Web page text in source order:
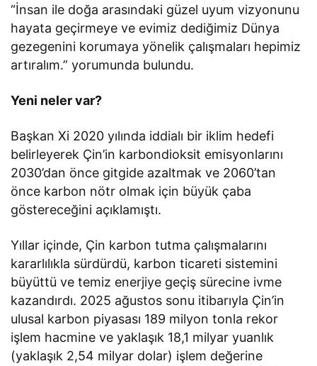
“İnsan ile doğa arasındaki güzel uyum vizyonunu
hayata geçirmeye ve evimiz dediğimiz Dünya
gezegenini korumaya yönelik çalışmaları hepimiz
artıralım.” yorumunda bulundu.
Yeni neler var?
Başkan Xi 2020 yılında iddialı bir iklim hedefi
belirleyerek Çin’in karbondioksit emisyonlarını
2030’dan önce gitgide azaltmak ve 2060’tan
önce karbon nötr olmak için büyük çaba
göstereceğini açıklamıştı.
Yıllar içinde, Çin karbon tutma çalışmalarını
kararlılıkla sürdürdü, karbon ticareti sistemini
büyüttü ve temiz enerjiye geçiş sürecine ivme
kazandırdı. 2025 ağustos sonu itibarıyla Çin’in
ulusal karbon piyasası 189 milyon tonla rekor
işlem hacmine ve yaklaşık 18,1 milyar yuanlık
(yaklaşık 2,54 milyar dolar) işlem değerine